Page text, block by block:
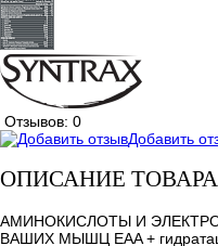
Отзывов: 0
Добавить
ОПИСАНИЕ
АМИНОКИСЛОТЫ И
ВАШИХ МЫШЦ EAA +